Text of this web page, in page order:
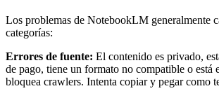
Los problemas de NotebookLM generalmente
categorías:
Errores de fuente: El contenido es privado,
de pago, tiene un formato no compatible o está
bloquea crawlers. Intenta copiar y pegar como